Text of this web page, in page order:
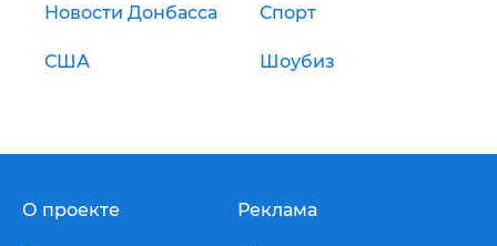
Новости Донбасса Спорт
США Шоубиз
О проекте Реклама